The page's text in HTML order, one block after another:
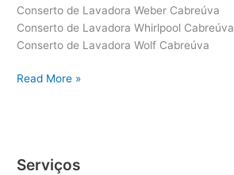
Conserto de Lavadora Weber Cabreúva
Conserto de Lavadora Whirlpool Cabreúva
Conserto de Lavadora Wolf Cabreúva
Conserto
Read More »
Serviços